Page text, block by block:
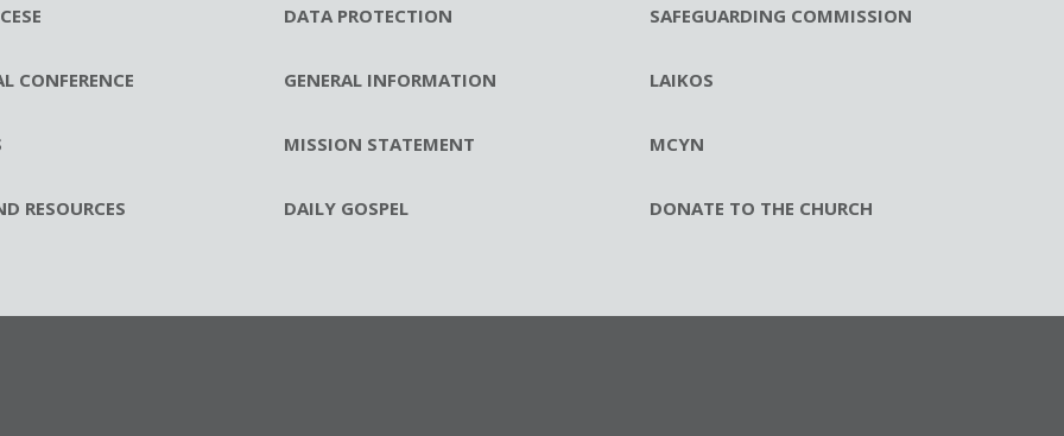
CONFERENCE
RESOURCES
DATA PROTECTION
GENERAL INFORMATION
MISSION STATEMENT
DAILY GOSPEL
SAFEGUARDING COMMISSION
LAIKOS
MCYN
DONATE TO THE CHURCH